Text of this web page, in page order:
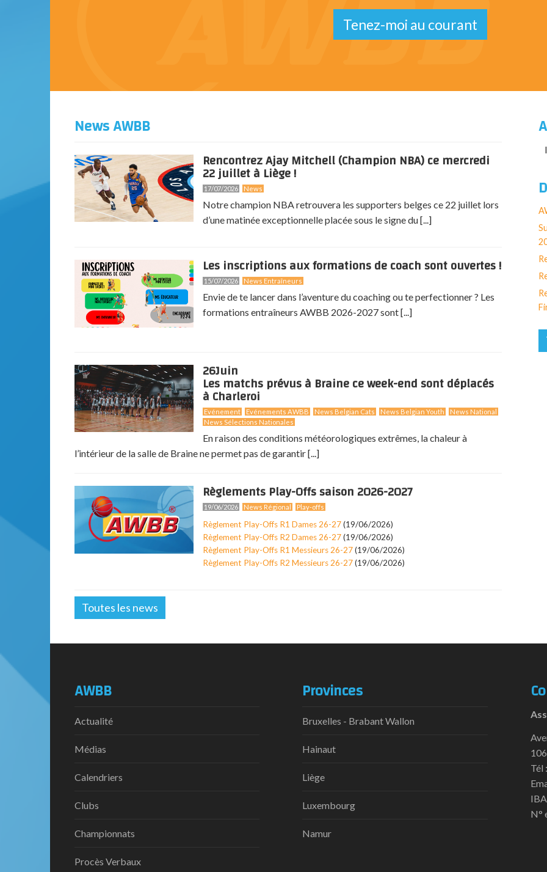
Tenez-moi au courant
News AWBB
Rencontrez Ajay Mitchell (Champion NBA) ce mercredi
22 juillet à Liège !
17/07/2026 News
Notre champion NBA retrouvera les supporters belges ce 22 juillet lors
d’une matinée exceptionnelle placée sous le signe du [...]
Les inscriptions aux formations de coach sont ouvertes !
15/07/2026 News Entraîneurs
Envie de te lancer dans l’aventure du coaching ou te perfectionner ? Les
formations entraîneurs AWBB 2026-2027 sont [...]
26Juin
Les matchs prévus à Braine ce week-end sont déplacés
à Charleroi
Evénement Evénements AWBB News Belgian Cats News Belgian Youth
News National
News Sélections Nationales
En raison des conditions météorologiques extrêmes, la chaleur à
l’intérieur de la salle de Braine ne permet pas de garantir [...]
Règlements Play-Offs saison 2026-2027
19/06/2026 News Régional Play-offs
Règlement Play-Offs R1 Dames 26-27(19/06/2026)
Règlement Play-Offs R2 Dames 26-27(19/06/2026)
Règlement Play-Offs R1 Messieurs 26-27(19/06/2026)
Règlement Play-Offs R2 Messieurs 26-27(19/06/2026)
Toutes les news
AWBB
Actualité
Médias
Calendriers
Clubs
Championnats
Procès Verbaux
Provinces
Bruxelles - Brabant Wallon
Hainaut
Liège
Luxembourg
Namur
Tél
N°